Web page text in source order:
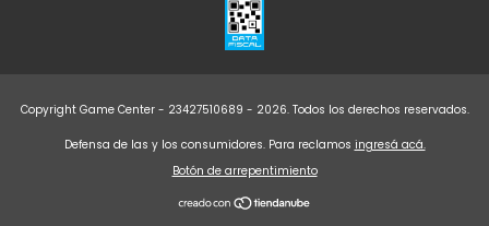
Copyright Game Center - 23427510689 - 2026. Todos los derechos reservados.
Defensa de las y los consumidores. Para reclamos ingresá acá.
Botón de arrepentimiento